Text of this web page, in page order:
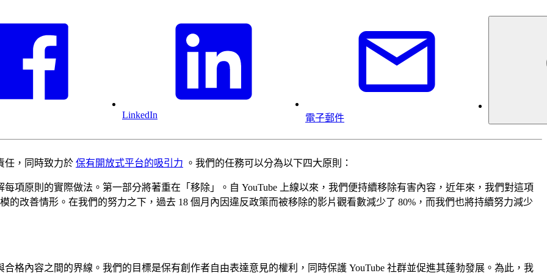
LinkedIn 電子郵件
任，同時致力於 保有開放式平台的吸引力 。我們的任務可以分為以下四大原則：
項原則的實際做法。第一部分將著重在「移除」。自 YouTube 上線以來，我們便持續移除有害內容，近年來，我們對這項
的改善情形。在我們的努力之下，過去 18 個月內因違反政策而被移除的影片觀看數減少了 80%，而我們也將持續努力減少
格內容之間的界線。我們的目標是保有創作者自由表達意見的權利，同時保護 YouTube 社群並促進其蓬勃發展。為此，我